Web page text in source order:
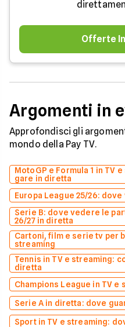
Offerte
Argomenti in
Approfondisci gli
mondo della Pay TV.
MotoGP e Formula 1 in TV
gare in diretta
Europa League 25/26:
Serie B: dove vedere le
26/27 in diretta
Cartoni, film e serie tv per
streaming
Tennis in TV e streaming:
diretta
Champions League in TV
Serie A in diretta: dove
Sport in TV e streaming: